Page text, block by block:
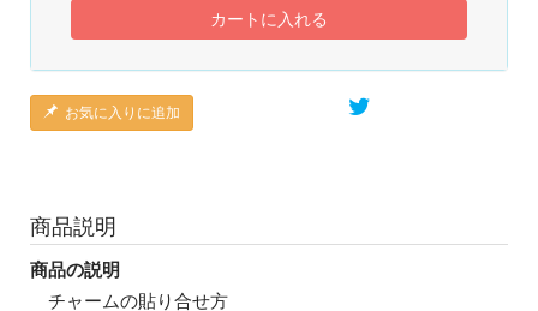
カートに入れる
お気に入りに追加
商品説明
商品の説明
チャームの貼り合せ方